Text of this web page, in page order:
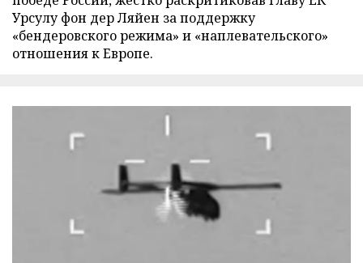
Урсулу фон дер Ляйен за поддержку
«бендеровского режима» и «наплевательского»
отношения к Европе.